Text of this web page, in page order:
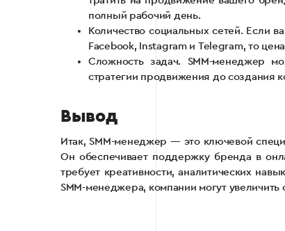
полный рабочий день.
Количество социальных сетей. Если
Facebook, Instagram и Telegram, то
Сложность задач. SMM-менеджер
стратегии продвижения до создания
Вывод
Итак, SMM-менеджер — это ключевой
Он обеспечивает поддержку бренда в
требует креативности, аналитических
SMM-менеджера, компании могут